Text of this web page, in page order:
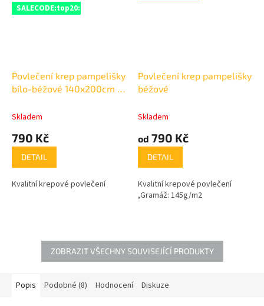
SALECODE:top20:20:%
Povlečení krep pampelišky
bílo-béžové 140x200cm +
Skladem
790 Kč
DETAIL
Kvalitní krepové povlečení
Povlečení krep pampelišky
béžové
Skladem
od 790 Kč
DETAIL
Kvalitní krepové povlečení
,Gramáž: 145g/m2
ZOBRAZIT VŠECHNY SOUVISEJÍCÍ PRODUKTY
Popis Podobné (8) Hodnocení Diskuze